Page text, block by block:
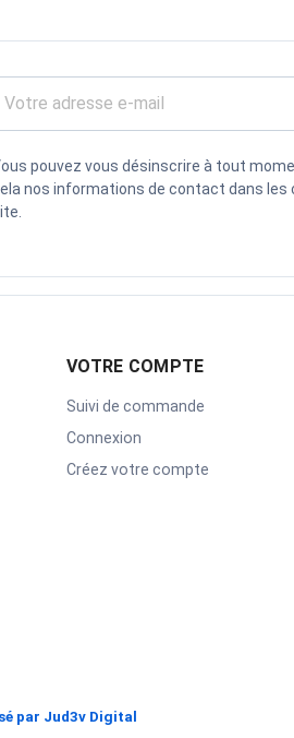
pouvez vous désinscrire à tout
nos informations de contact dans les
VOTRE COMPTE
Suivi de commande
Connexion
Créez votre compte
par Jud3v Digital